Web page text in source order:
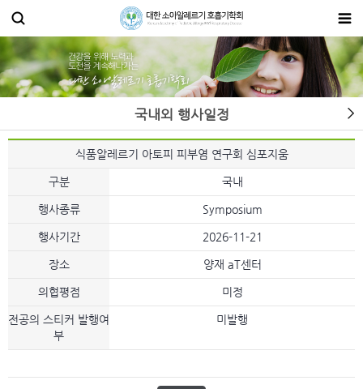
국내외 행사일정
식품알레르기 아토피 피부염 연구회 심포지움
구분 국내
행사종류 Symposium
행사기간 2026-11-21
장소 양재 aT센터
의협평점 미정
전공의 스티커 발행여
부
미발행